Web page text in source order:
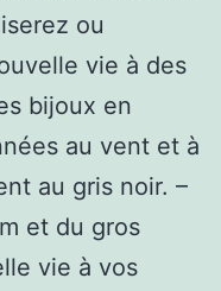
ou
vie à des
bijoux en
au vent et à
au gris noir. –
et du gros
vie à vos